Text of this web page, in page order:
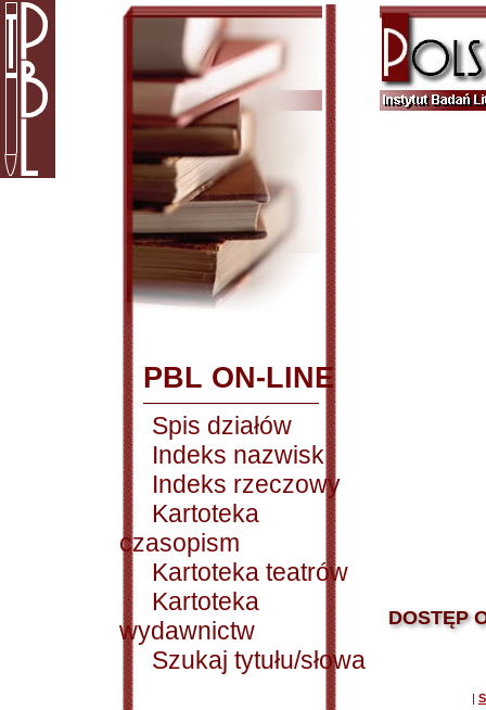
PBL ON-LINE
Spis działów
Indeks nazwisk
Indeks rzeczowy
Kartoteka
czasopism
Kartoteka teatrów
Kartoteka
wydawnictw
Szukaj tytułu/słowa
DOSTĘP
|